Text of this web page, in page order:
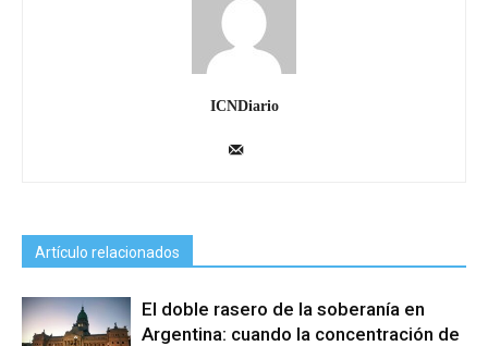
ICNDiario
Artículo relacionados
El doble rasero de la soberanía en
Argentina: cuando la concentración de